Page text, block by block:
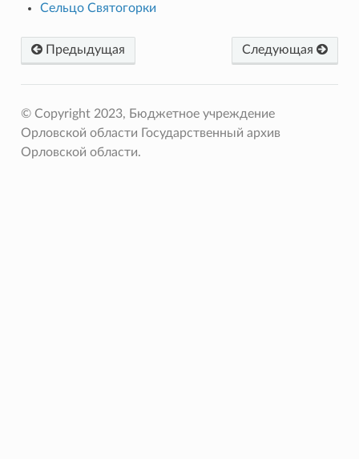
Сельцо Святогорки
Предыдущая Следующая
© Copyright 2023, Бюджетное учреждение
Орловской области Государственный архив
Орловской области.